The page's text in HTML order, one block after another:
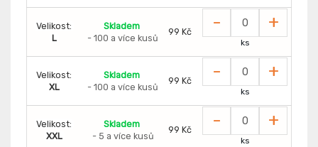
Velikost:
L
Skladem
- 100 a více kusů
99 Kč - +
ks
Velikost:
XL
Skladem
- 100 a více kusů
99 Kč - +
ks
Velikost:
XXL
Skladem
- 5 a více kusů
99 Kč - +
ks